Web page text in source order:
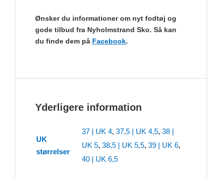
Ønsker du informationer om nyt fodtøj og
gode tilbud fra Nyholmstrand Sko. Så kan
du finde dem på Facebook.
Yderligere information
UK
størrelser
37 | UK 4, 37,5 | UK 4,5, 38 |
UK 5, 38,5 | UK 5,5, 39 | UK 6,
40 | UK 6,5